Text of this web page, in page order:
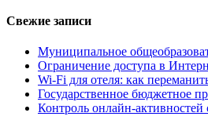
Свежие записи
Муниципальное
Ограничение доступа в
Wi-Fi для отеля: как
Государственное бюджетное
Контроль онлайн-активностей